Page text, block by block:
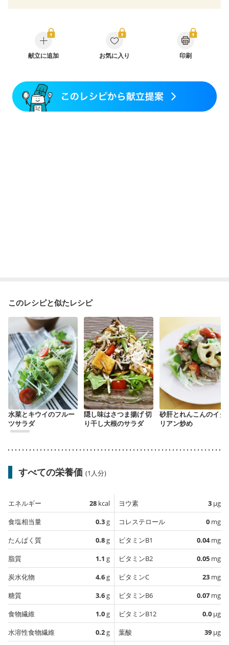
糖尿病性腎症（第３期）
CKD（ステージ１）
CKD（ステージ２）
CKD（ステージ３a）
CKD（ステージ３b）
透析
乳がん（抗がん剤治療中）
味の感じ方が変わった
骨粗しょう症
関節リウマチ 貧血対策
ニキビ・肌荒れ
更年期
献立に追加 お気に入り 印刷
このレシピと似たレシピ
水菜とキウイのフルー
ツサラダ
隠し味はさつま揚げ 切
り干し大根のサラダ
砂肝とれんこんのイタ
リアン炒め
すべての栄養価 (1人分)
エネルギー 28 kcal
食塩相当量
0.3g
たんぱく質
0.8g
脂質
1.1 g
炭水化物
4.6g
糖質
3.6g
食物繊維
1.0g
水溶性食物繊維
0.2g
ヨウ素 3 µg
コレステロール
0 mg
ビタミンB1
0.04mg
ビタミンB2
0.05 mg
ビタミンC
23 mg
ビタミンB6
0.07 mg
ビタミンB12
0.0 µg
葉酸
39 µg